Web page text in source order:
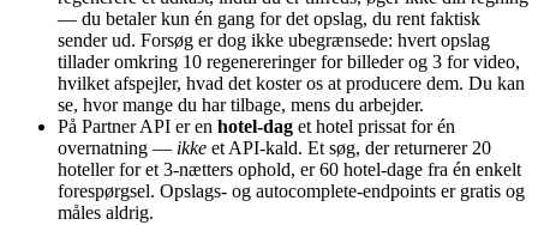
— du betaler kun én gang for det opslag, du rent faktisk
sender ud. Forsøg er dog ikke ubegrænsede: hvert opslag
tillader omkring 10 regenereringer for billeder og 3 for video,
hvilket afspejler, hvad det koster os at producere dem. Du kan
se, hvor mange du har tilbage, mens du arbejder.
På Partner API er en hotel-dag et hotel prissat for én
overnatning — ikke et API-kald. Et søg, der returnerer 20
hoteller for et 3-nætters ophold, er 60 hotel-dage fra én enkelt
forespørgsel. Opslags- og autocomplete-endpoints er gratis og
måles aldrig.